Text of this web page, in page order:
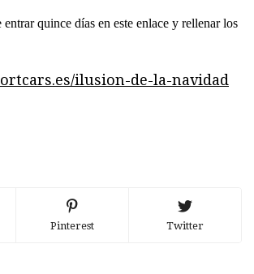
entrar quince días en este enlace y rellenar los
ilusion-de-la-navidad
Pinterest Twitter